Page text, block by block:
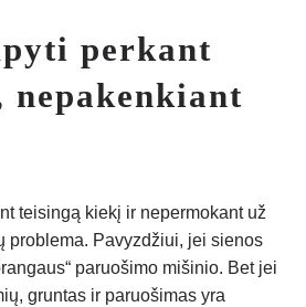
perkant
nepakenkiant
teisingą kiekį ir nepermokant už
problema. Pavyzdžiui, jei sienos
paruošimo mišinio. Bet jei
gruntas ir paruošimas yra